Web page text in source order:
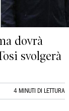
dovrà
svolgerà
4 MINUTI DI LETTURA